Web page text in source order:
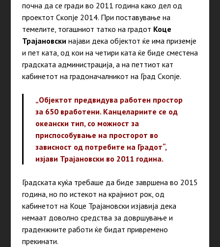
почна да се гради во 2011 година како дел од
проектот Скопје 2014. При поставување на
темелите, тогашниот татко на градот Коце
Трајановски најави дека објектот ќе има приземје
и пет ката, од кои на четири ката ќе биде сместена
градската администрација, а на петтиот кат
кабинетот на градоначалникот на Град Скопје.
„Објектот предвидува работен простор
за 650 вработени. Канцелариите се од
океански тип, со можност за
приспособување на просторот во
зависност од потребите на Градот“,
изјави Трајановски во 2011 година.
Градската куќа требаше да биде завршена во 2015
година, но по истекот на крајниот рок, од
кабинетот на Коце Трајановски изјавија дека
немаат доволно средства за довршување и
граденжните работи ќе бидат привремено
прекинати.